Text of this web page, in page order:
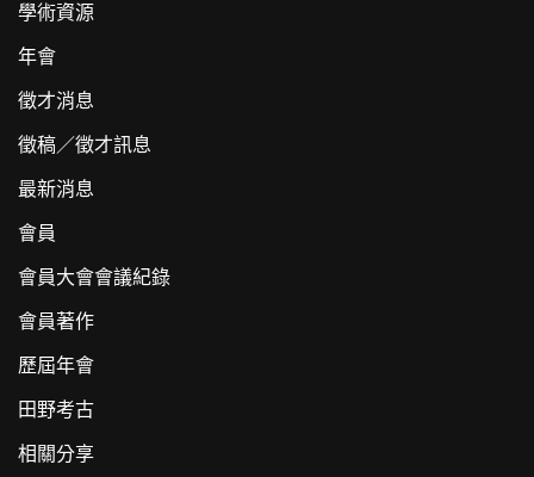
學術資源
年會
徵才消息
徵稿／徵才訊息
最新消息
會員
會員大會會議紀錄
會員著作
歷屆年會
田野考古
相關分享